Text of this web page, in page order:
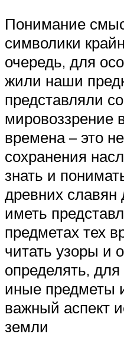
Понимание
символики
очередь, для
жили наши
представляли
мировоззрение
времена – это
сохранения
знать и
древних славян
иметь
предметах тех
читать узоры и
определять,
иные предметы
важный аспект
земли